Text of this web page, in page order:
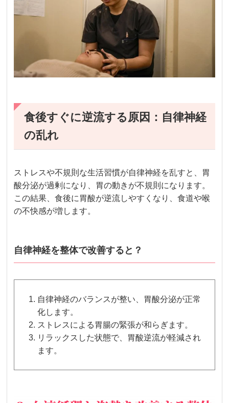
食後すぐに逆流する原因：自律神経
の乱れ
ストレスや不規則な生活習慣が自律神経を乱すと、胃
酸分泌が過剰になり、胃の動きが不規則になります。
この結果、食後に胃酸が逆流しやすくなり、食道や喉
の不快感が増します。
自律神経を整体で改善すると？
自律神経のバランスが整い、胃酸分泌が正常
化します。
ストレスによる胃腸の緊張が和らぎます。
リラックスした状態で、胃酸逆流が軽減され
ます。